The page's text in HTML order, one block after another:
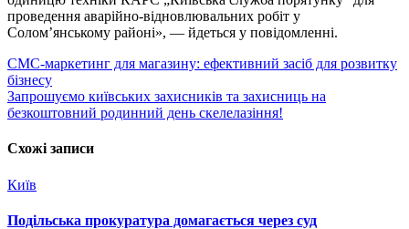
проведення аварійно-відновлювальних робіт у
Солом’янському районі», — йдеться у повідомленні.
Навігація
записів
СМС-маркетинг для магазину: ефективний засіб для розвитку
бізнесу
Запрошуємо київських захисників та захисниць на
безкоштовний родинний день скелелазіння!
Схожі записи
Київ
Подільська прокуратура домагається через суд